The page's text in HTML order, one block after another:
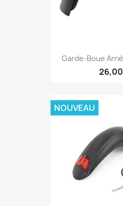
Garde-Boue
NOUVEAU